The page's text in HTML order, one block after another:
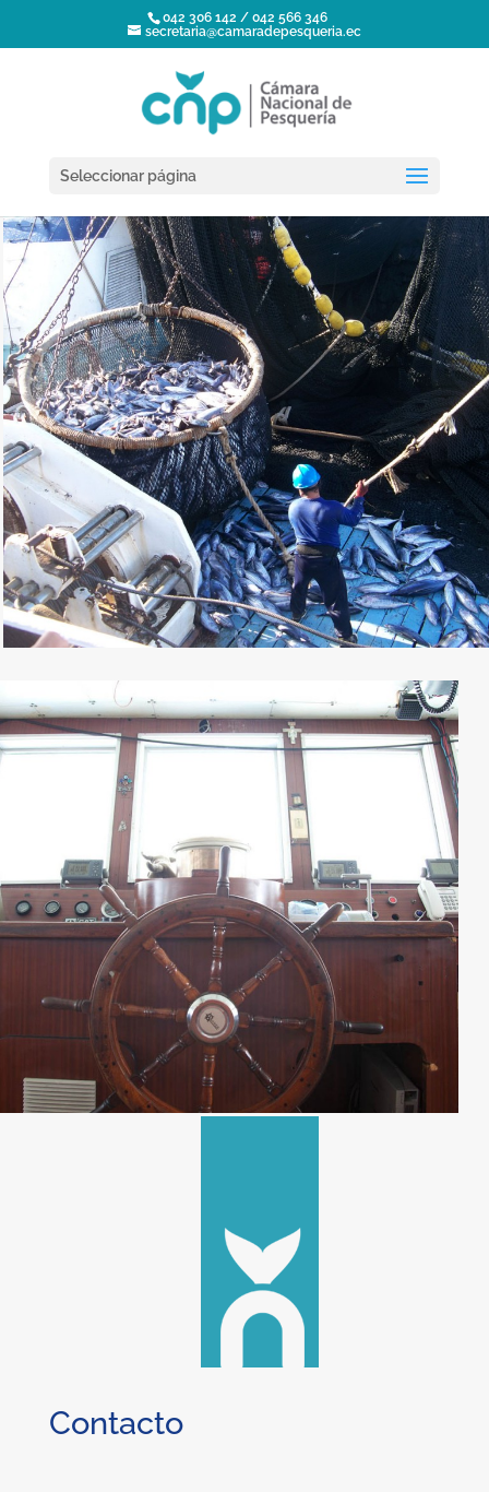
042 306 142 / 042 566 346
secretaria@camaradepesqueria.ec
Seleccionar página
Contacto